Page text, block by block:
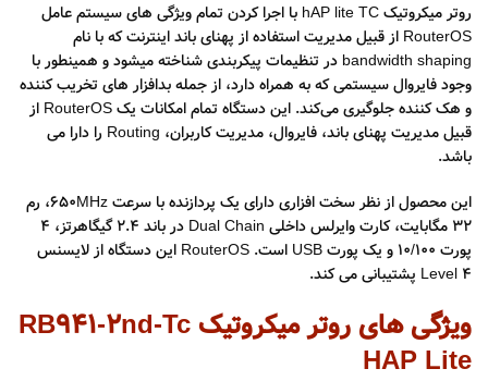
روتر میکروتیک hAP lite TC با اجرا کردن تمام ویژگی های سیستم عامل
RouterOS از قبیل مدیریت استفاده از پهنای باند اینترنت که با نام
bandwidth shaping در تنظیمات پیکربندی شناخته میشود و همینطور با
وجود فایروال سیستمی که به همراه دارد، از جمله بدافزار های تخریب کننده
و هک کننده جلوگیری می‌کند. این دستگاه تمام امکانات یک RouterOS از
قبیل مدیریت پهنای باند، فایروال، مدیریت کاربران، Routing را دارا می
باشد.
این محصول از نظر سخت افزاری دارای یک پردازنده با سرعت 650MHz، رم
32 مگابایت، کارت وایرلس داخلی Dual Chain در باند 2.4 گیگاهرتز، 4
پورت 10/100 و یک پورت USB است. RouterOS این دستگاه از لایسنس
Level 4 پشتیبانی می کند.
ویژگی های روتر میکروتیک RB941-2nd-Tc
HAP Lite